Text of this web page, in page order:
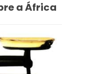
a África